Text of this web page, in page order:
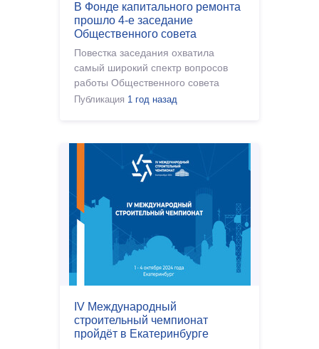
В Фонде капитального ремонта
прошло 4-е заседание
Общественного совета
Повестка заседания охватила
самый широкий спектр вопросов
работы Общественного совета
Публикация 1 год назад
IV Международный
строительный чемпионат
пройдёт в Екатеринбурге